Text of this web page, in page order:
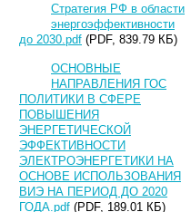
Стратегия РФ в области
энергоэффективности
до 2030.pdf (PDF, 839.79 КБ)
ОСНОВНЫЕ
НАПРАВЛЕНИЯ ГОС
ПОЛИТИКИ В СФЕРЕ
ПОВЫШЕНИЯ
ЭНЕРГЕТИЧЕСКОЙ
ЭФФЕКТИВНОСТИ
ЭЛЕКТРОЭНЕРГЕТИКИ НА
ОСНОВЕ ИСПОЛЬЗОВАНИЯ
ВИЭ НА ПЕРИОД ДО 2020
ГОДА.pdf (PDF, 189.01 КБ)